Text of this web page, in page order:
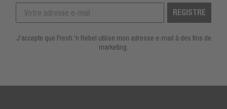
REGISTRE
J'accepte que Fresh 'n Rebel utilise mon adresse e-mail à des fins de
marketing.